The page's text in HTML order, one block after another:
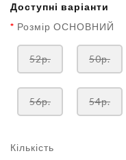
Доступні варіанти
Розмір ОСНОВНИЙ
52р. 50р.
56р. 54р.
Кількість